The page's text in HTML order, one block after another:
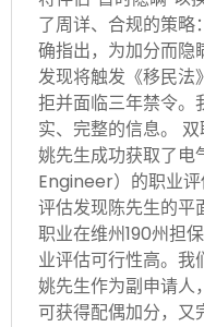
了周详、合规的策略
确指出，为加分而隐
发现将触发《移民
拒并面临三年禁令。
实、完整的信息。
姚先生成功获取了
Engineer）的职业
评估发现陈先生的
职业在维州190州担
业评估可行性高。我
姚先生作为副申请人
可获得配偶加分，又